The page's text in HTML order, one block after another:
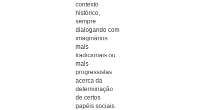
contexto
histórico,
sempre
dialogando com
imaginários
mais
tradicionais ou
mais
progressistas
acerca da
determinação
de certos
papéis sociais.